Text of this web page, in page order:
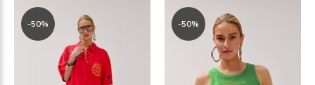
-50% -50%